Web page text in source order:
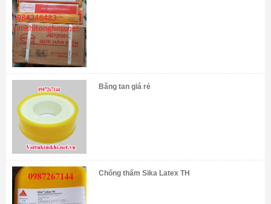
Băng tan giá rẻ
Chống thấm Sika Latex TH